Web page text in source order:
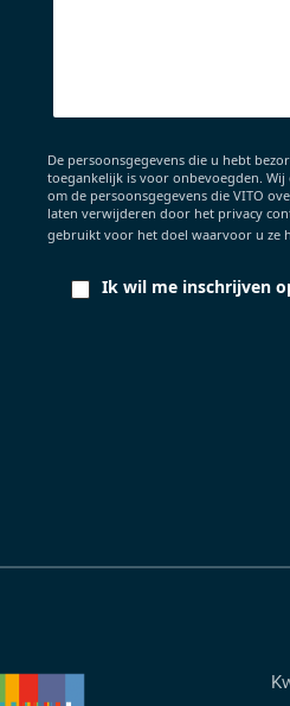
De persoonsgegevens die u hebt
toegankelijk is voor onbevoegden.
om de persoonsgegevens die VITO
laten verwijderen door het privacy
gebruikt voor het doel waarvoor u ze
Ik wil me inschrijven